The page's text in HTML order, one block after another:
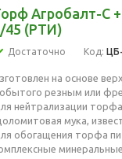
Агробалт-С
45 (РТИ)
Достаточно Код:
на основе
резным или
нейтрализации
мука,
обогащения торфа